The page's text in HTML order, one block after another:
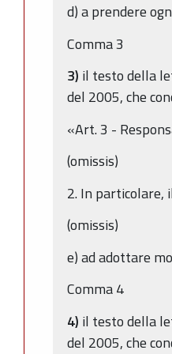
d) a prendere
Comma 3
3) il testo della
del 2005, che
«Art. 3 -
(omissis)
2. In particolare,
(omissis)
e) ad adottare
Comma 4
4) il testo della
del 2005, che